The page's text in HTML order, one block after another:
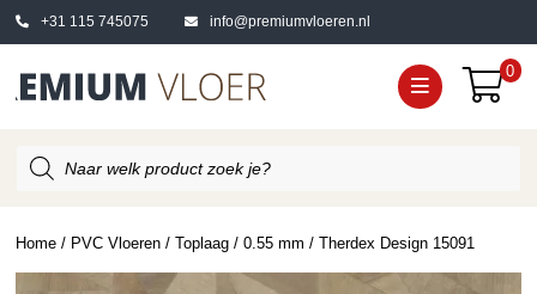
+31 115 745075 info@premiumvloeren.nl
0
zoeken
Home / PVC Vloeren /Toplaag /0.55 mm / Therdex Design 15091